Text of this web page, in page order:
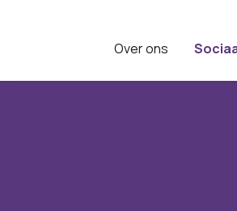
Over ons